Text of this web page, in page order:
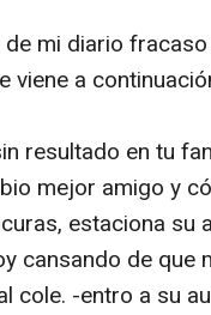
de mi diario
viene a
resultado en tu
mejor amigo y
estaciona su
cansando de que
cole. -entro a su